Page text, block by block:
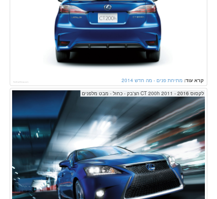
קרא עוד: מתיחת פנים - מה חדש 2014
לקסוס CT 200h 2011 - 2016 הצ'בק - כחול - מבט מלפנים